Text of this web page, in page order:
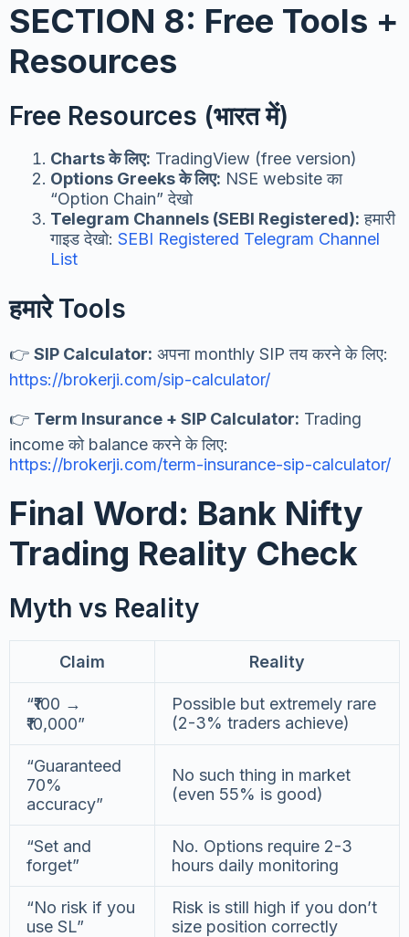
SECTION 8: Free Tools +
Resources
Free Resources (भारत में)
Charts के लिए: TradingView (free version)
Options Greeks के लिए: NSE website का
“Option Chain” देखो
Telegram Channels (SEBI Registered): हमारी
गाइड देखो: SEBI Registered Telegram Channel
List
हमारे Tools
👉 SIP Calculator: अपना monthly SIP तय करने के लिए:
https://brokerji.com/sip-calculator/
👉 Term Insurance + SIP Calculator: Trading
income को balance करने के लिए:
https://brokerji.com/term-insurance-sip-calculator/
Final Word: Bank Nifty
Trading Reality Check
Myth vs Reality
Claim Reality
“₹100 →
₹10,000”
Possible but extremely rare
(2-3% traders achieve)
“Guaranteed
70%
accuracy”
No such thing in market
(even 55% is good)
“Set and
forget”
No. Options require 2-3
hours daily monitoring
“No risk if you
use SL”
Risk is still high if you don’t
size position correctly